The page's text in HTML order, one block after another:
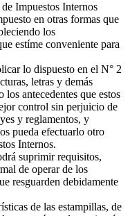
Impuestos Internos
en otras formas que
los
estíme conveniente para
lo dispuesto en el N° 2
letras y demás
los antecedentes que estos
control sin perjuicio de
y reglamentos, y
pueda efectuarlo otro
Internos.
suprimir requisitos,
de operar de los
resguarden debidamente
de las estampillas, de